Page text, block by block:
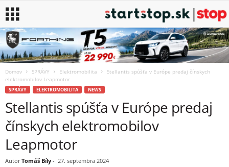
Domov SPRÁVY Elektromobilita
Stellantis spúšťa v Európe predaj čínskych
elektromobilov Leapmotor
SPRÁVY ELEKTROMOBILITA NEWS
Stellantis spúšťa v Európe predaj
čínskych elektromobilov
Leapmotor
Autor Tomáš Bíly - 27. septembra 2024